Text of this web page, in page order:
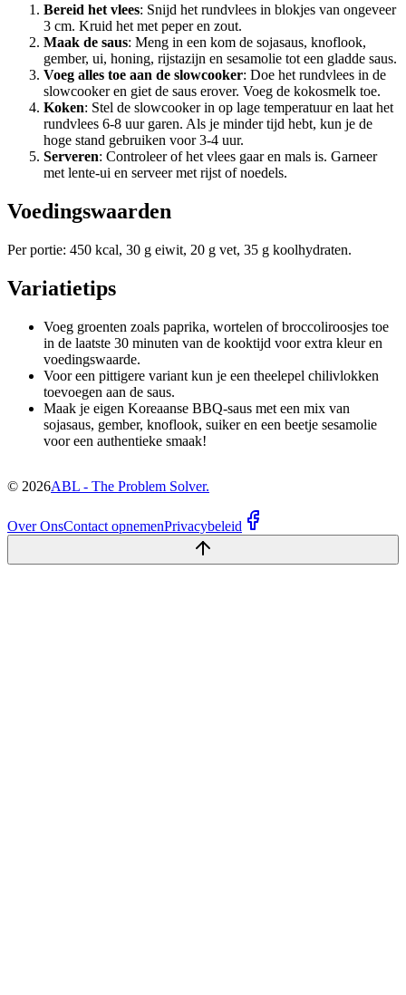
Bereid het vlees: Snijd het rundvlees in blokjes van ongeveer
3 cm. Kruid het met peper en zout.
Maak de saus: Meng in een kom de sojasaus, knoflook,
gember, ui, honing, rijstazijn en sesamolie tot een gladde saus.
Voeg alles toe aan de slowcooker: Doe het rundvlees in de
slowcooker en giet de saus erover. Voeg de kokosmelk toe.
Koken: Stel de slowcooker in op lage temperatuur en laat het
rundvlees 6-8 uur garen. Als je minder tijd hebt, kun je de
hoge stand gebruiken voor 3-4 uur.
Serveren: Controleer of het vlees gaar en mals is. Garneer
met lente-ui en serveer met rijst of noedels.
Voedingswaarden
Per portie: 450 kcal, 30 g eiwit, 20 g vet, 35 g koolhydraten.
Variatietips
Voeg groenten zoals paprika, wortelen of broccoliroosjes toe
in de laatste 30 minuten van de kooktijd voor extra kleur en
voedingswaarde.
Voor een pittigere variant kun je een theelepel chilivlokken
toevoegen aan de saus.
Maak je eigen Koreaanse BBQ-saus met een mix van
sojasaus, gember, knoflook, suiker en een beetje sesamolie
voor een authentieke smaak!
© 2026ABL - The Problem Solver.
Over OnsContact opnemenPrivacybeleid